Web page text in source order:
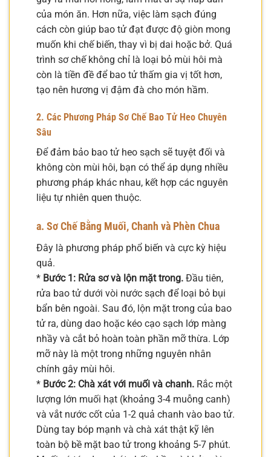
của món ăn. Hơn nữa, việc làm sạch đúng
cách còn giúp bao tử đạt được độ giòn mong
muốn khi chế biến, thay vì bị dai hoặc bở. Quá
trình sơ chế không chỉ là loại bỏ mùi hôi mà
còn là tiền đề để bao tử thấm gia vị tốt hơn,
tạo nên hương vị đậm đà cho món hầm.
2. Các Phương Pháp Sơ Chế Bao Tử Heo Chuyên
Sâu
Để đảm bảo bao tử heo sạch sẽ tuyệt đối và
không còn mùi hôi, bạn có thể áp dụng nhiều
phương pháp khác nhau, kết hợp các nguyên
liệu tự nhiên quen thuộc.
a. Sơ Chế Bằng Muối, Chanh và Phèn Chua
Đây là phương pháp phổ biến và cực kỳ hiệu
quả.
* Bước 1: Rửa sơ và lộn mặt trong. Đầu tiên,
rửa bao tử dưới vòi nước sạch để loại bỏ bụi
bẩn bên ngoài. Sau đó, lộn mặt trong của bao
tử ra, dùng dao hoặc kéo cạo sạch lớp màng
nhầy và cắt bỏ hoàn toàn phần mỡ thừa. Lớp
mỡ này là một trong những nguyên nhân
chính gây mùi hôi.
* Bước 2: Chà xát với muối và chanh. Rắc một
lượng lớn muối hạt (khoảng 3-4 muỗng canh)
và vắt nước cốt của 1-2 quả chanh vào bao tử.
Dùng tay bóp mạnh và chà xát thật kỹ lên
toàn bộ bề mặt bao tử trong khoảng 5-7 phút.